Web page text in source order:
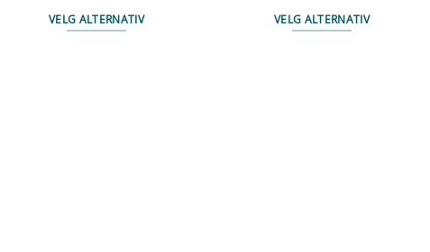
VELG ALTERNATIV VELG ALTERNATIV